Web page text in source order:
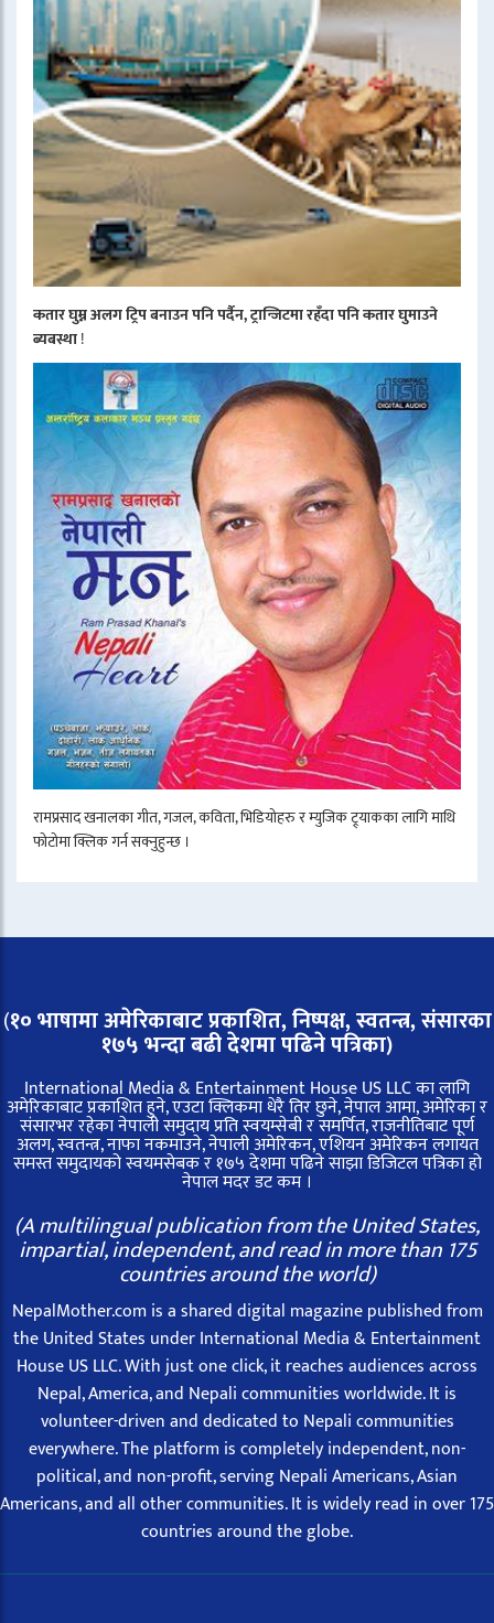
कतार घुम्न अलग ट्रिप बनाउन पनि पर्दैन, ट्रान्जिटमा रहँदा पनि कतार घुमाउने
ब्यबस्था!
रामप्रसाद खनालका गीत, गजल, कविता, भिडियोहरु र म्युजिक ट्र्याकका लागि माथि
फोटोमा क्लिक गर्न सक्नुहुन्छ ।
(१० भाषामा अमेरिकाबाट प्रकाशित, निष्पक्ष, स्वतन्त्र,संसारका
१७५ भन्दा बढी देशमा पढिने पत्रिका)
International Media & Entertainment House US LLC का लागि
अमेरिकाबाट प्रकाशित हुने, एउटा क्लिकमा धेरै तिर छुने, नेपाल आमा, अमेरिका र
संसारभर रहेका नेपाली समुदाय प्रति स्वयम्सेबी र समर्पित, राजनीतिबाट पूर्ण
अलग, स्वतन्त्र, नाफा नकमाउने, नेपाली अमेरिकन, एशियन अमेरिकन लगायत
समस्त समुदायको स्वयमसेबक र १७५ देशमा पढिने साझा डिजिटल पत्रिका हो
नेपाल मदर डट कम ।
(A multilingual publication from the United States,
impartial, independent, and read in more than 175
countries around the world)
NepalMother.com is a shared digital magazine published from
the United States under International Media & Entertainment
House US LLC. With just one click, it reaches audiences across
Nepal, America, and Nepali communities worldwide. It is
volunteer-driven and dedicated to Nepali communities
everywhere. The platform is completely independent, non-
political, and non-profit, serving Nepali Americans, Asian
Americans, and all other communities. It is widely read in over 175
countries around the globe.